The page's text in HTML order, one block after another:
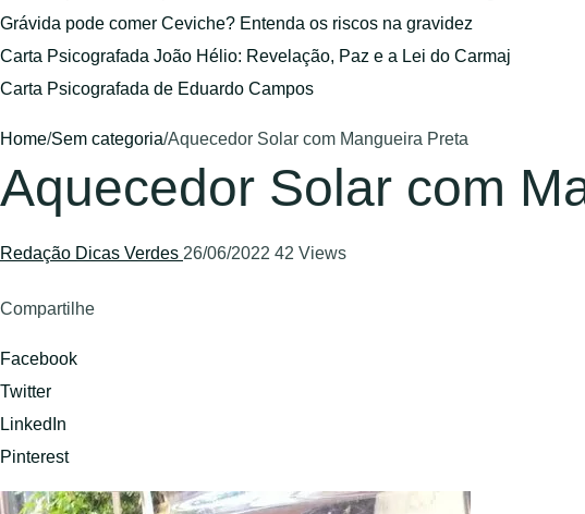
Grávida pode comer Ceviche? Entenda os riscos na gravidez
Carta Psicografada João Hélio: Revelação, Paz e a Lei do Carmaj
Carta Psicografada de Eduardo Campos
Home/Sem categoria/Aquecedor Solar com Mangueira Preta
Aquecedor Solar com
Redação Dicas Verdes 26/06/2022 42 Views
Compartilhe
Facebook
Twitter
LinkedIn
Pinterest